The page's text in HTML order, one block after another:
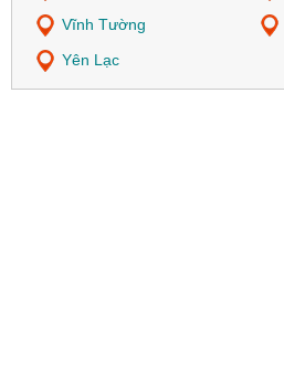
Vĩnh Tường
Yên Lạc